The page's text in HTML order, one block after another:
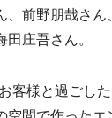
、前野朋哉さ
庄吾さん。
様と過ごし